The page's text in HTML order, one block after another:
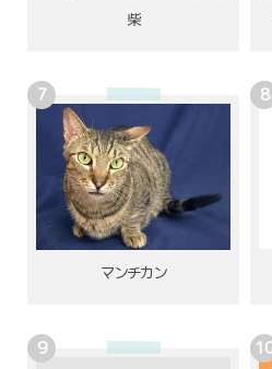
柴
マンチカン